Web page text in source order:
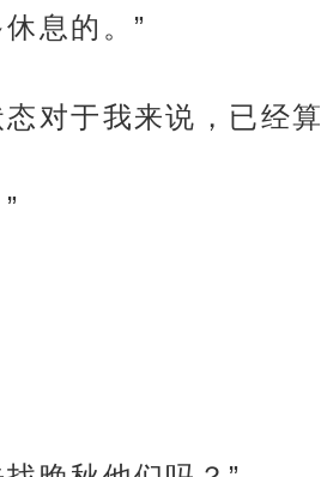
息的。”
对于我来说，已经